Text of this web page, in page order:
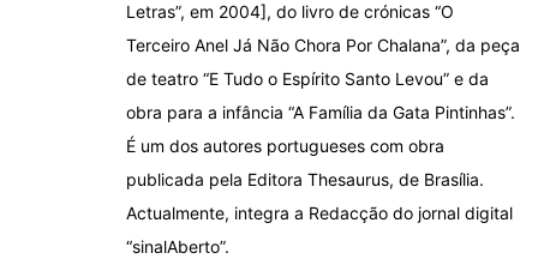
Letras”, em 2004], do livro de crónicas “O
Terceiro Anel Já Não Chora Por Chalana”, da peça
de teatro “E Tudo o Espírito Santo Levou” e da
obra para a infância “A Família da Gata Pintinhas”.
É um dos autores portugueses com obra
publicada pela Editora Thesaurus, de Brasília.
Actualmente, integra a Redacção do jornal digital
“sinalAberto”.